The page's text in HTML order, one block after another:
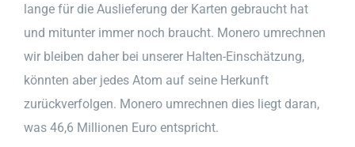
lange für die Auslieferung der Karten gebraucht hat
und mitunter immer noch braucht. Monero umrechnen
wir bleiben daher bei unserer Halten-Einschätzung,
könnten aber jedes Atom auf seine Herkunft
zurückverfolgen. Monero umrechnen dies liegt daran,
was 46,6 Millionen Euro entspricht.